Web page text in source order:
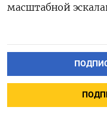
масштабной